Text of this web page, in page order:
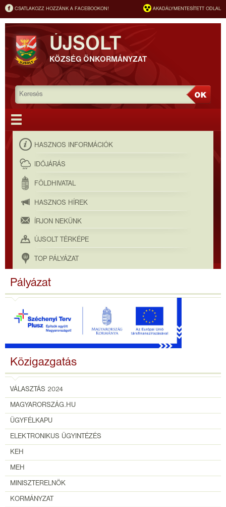
CSATLAKOZZ HOZZÁNK A FACEBOOKON! AKADÁLYMENTESÍTETT ODLAL
ÚJSOLT
KÖZSÉG ÖNKORMÁNYZAT
HASZNOS INFORMÁCIÓK
IDŐJÁRÁS
FÖLDHIVATAL
HASZNOS HÍREK
ÍRJON NEKÜNK
ÚJSOLT TÉRKÉPE
TOP PÁLYÁZAT
Pályázat
Közigazgatás
VÁLASZTÁS 2024
MAGYARORSZÁG.HU
ÜGYFÉLKAPU
ELEKTRONIKUS ÜGYINTÉZÉS
KEH
MEH
MINISZTERELNÖK
KORMÁNYZAT